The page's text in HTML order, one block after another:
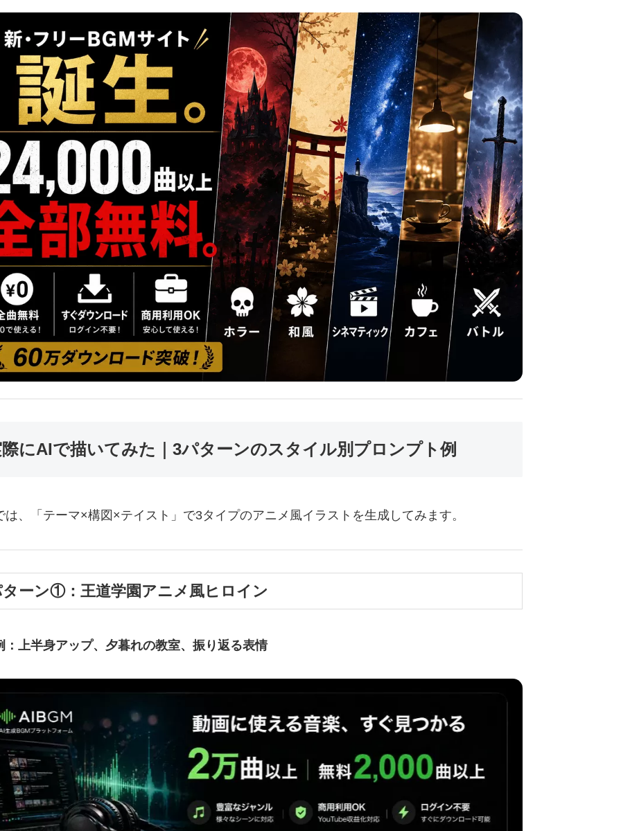
にAIで描いてみた｜3パターンのスタイル別プロンプト例
は、「テーマ×構図×テイスト」で3タイプのアニメ風イラストを生成してみます。
ーン①：王道学園アニメ風ヒロイン
：上半身アップ、夕暮れの教室、振り返る表情